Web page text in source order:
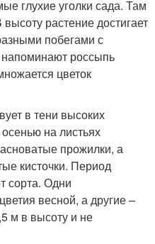
глухие уголки сада. Там
растение достигает
побегами с
россыпь
цветок
в тени высоких
на листьях
прожилки, а
кисточки. Период
сорта. Одни
весной, а другие –
м в высоту и не